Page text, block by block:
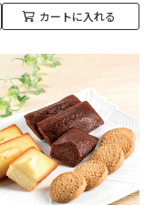
カートに入れる